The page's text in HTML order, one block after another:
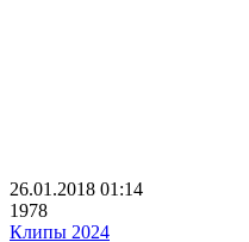
26.01.2018 01:14
1978
Клипы 2024